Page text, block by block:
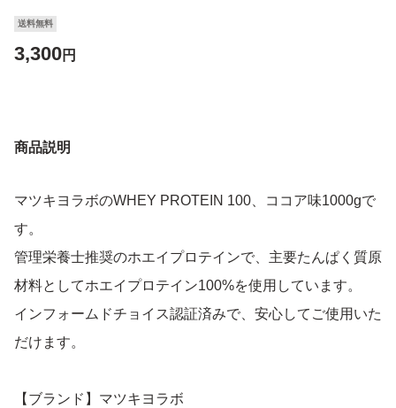
送料無料
3,300円
商品説明
マツキヨラボのWHEY PROTEIN 100、ココア味1000gで
す。
管理栄養士推奨のホエイプロテインで、主要たんぱく質原
材料としてホエイプロテイン100%を使用しています。
インフォームドチョイス認証済みで、安心してご使用いた
だけます。
【ブランド】マツキヨラボ